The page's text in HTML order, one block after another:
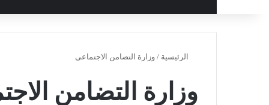
الرئيسية / وزارة التضامن الاجتماعى
وزارة التضامن